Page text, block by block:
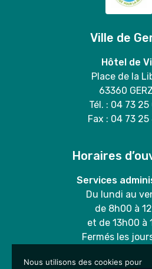
Ville de
Hôtel de
Place de la
63360
Tél. : 04 73 25
Fax : 04 73 25
Horaires
Services
Du lundi au
de 8h00 à
et de 13h00 à
Fermés les
Nous utilisons des cookies pour